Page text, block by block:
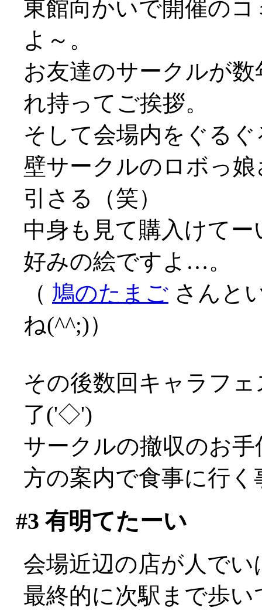
東館向かいで開催の
よ～。
お友達のサークルが
れ持ってご挨拶。
そして会場内をぐるぐ
壁サークルのロボっ
引さる（笑）
中身も見て購入けて
好みの絵ですよ…。
（ 鳩のたまご さんと
ね(^^;)）
その後数回キャラフ
了('◇')ゞ
サークルの撤収のお
方の案内で食事に行く
#3 有明てたーい
会場近辺の店が人で
最終的に次駅まで歩